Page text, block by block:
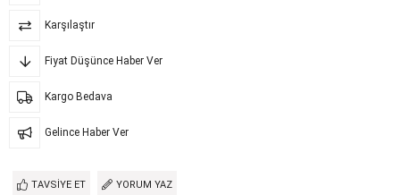
Karşılaştır
Fiyat Düşünce Haber Ver
Kargo Bedava
Gelince Haber Ver
TAVSIYE ET YORUM YAZ